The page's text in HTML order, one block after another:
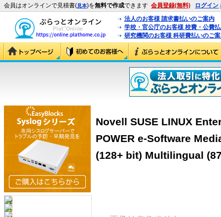
会員はオンラインで見積書(見本)を無料で作成できます 会員登録(無料) ログイン
法人のお客様 請求書払いのご案内
学校・官公庁のお客様 校費・公費
研究機関のお客様 科研費払いのご
Novell SUSE LINUX
POWER e-Software
(128+ bit) Multilingual